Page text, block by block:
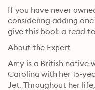
If you have never
considering adding
give this book a read
About the Expert
Amy is a British native
Carolina with her 15-
Jet. Throughout her